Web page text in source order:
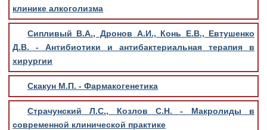
клинике алкоголизма
Сипливый В.А., Дронов А.И., Конь Е.В., Евтушенко
Д.В. - Антибиотики и антибактериальная терапия в
хирургии
Скакун М.П. - Фармакогенетика
Страчунский Л.С., Козлов С.Н. - Макролиды в
современной клинической практике